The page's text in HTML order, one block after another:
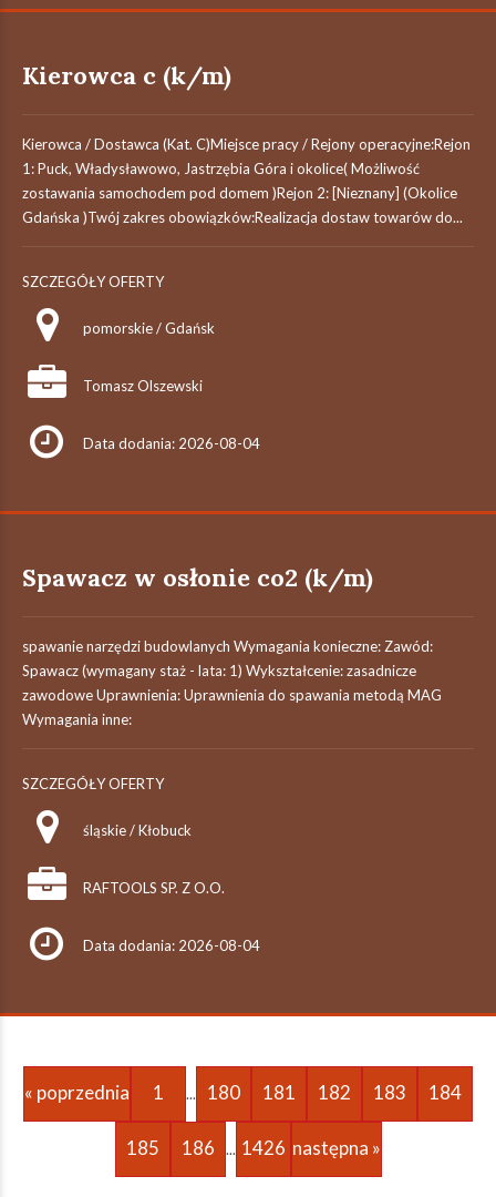
Kierowca c (k/m)
Kierowca / Dostawca (Kat. C)Miejsce pracy / Rejony operacyjne:Rejon
1: Puck, Władysławowo, Jastrzębia Góra i okolice( Możliwość
zostawania samochodem pod domem )Rejon 2: [Nieznany] (Okolice
Gdańska )Twój zakres obowiązków:Realizacja dostaw towarów do...
SZCZEGÓŁY OFERTY
pomorskie / Gdańsk
Tomasz Olszewski
Data dodania: 2026-08-04
Spawacz w osłonie co2 (k/m)
spawanie narzędzi budowlanych Wymagania konieczne: Zawód:
Spawacz (wymagany staż - lata: 1) Wykształcenie: zasadnicze
zawodowe Uprawnienia: Uprawnienia do spawania metodą MAG
Wymagania inne:
SZCZEGÓŁY OFERTY
śląskie / Kłobuck
RAFTOOLS SP. Z O.O.
Data dodania: 2026-08-04
« poprzednia 1 ... 180 181 182 183 184
185 186 ... 1426 następna »